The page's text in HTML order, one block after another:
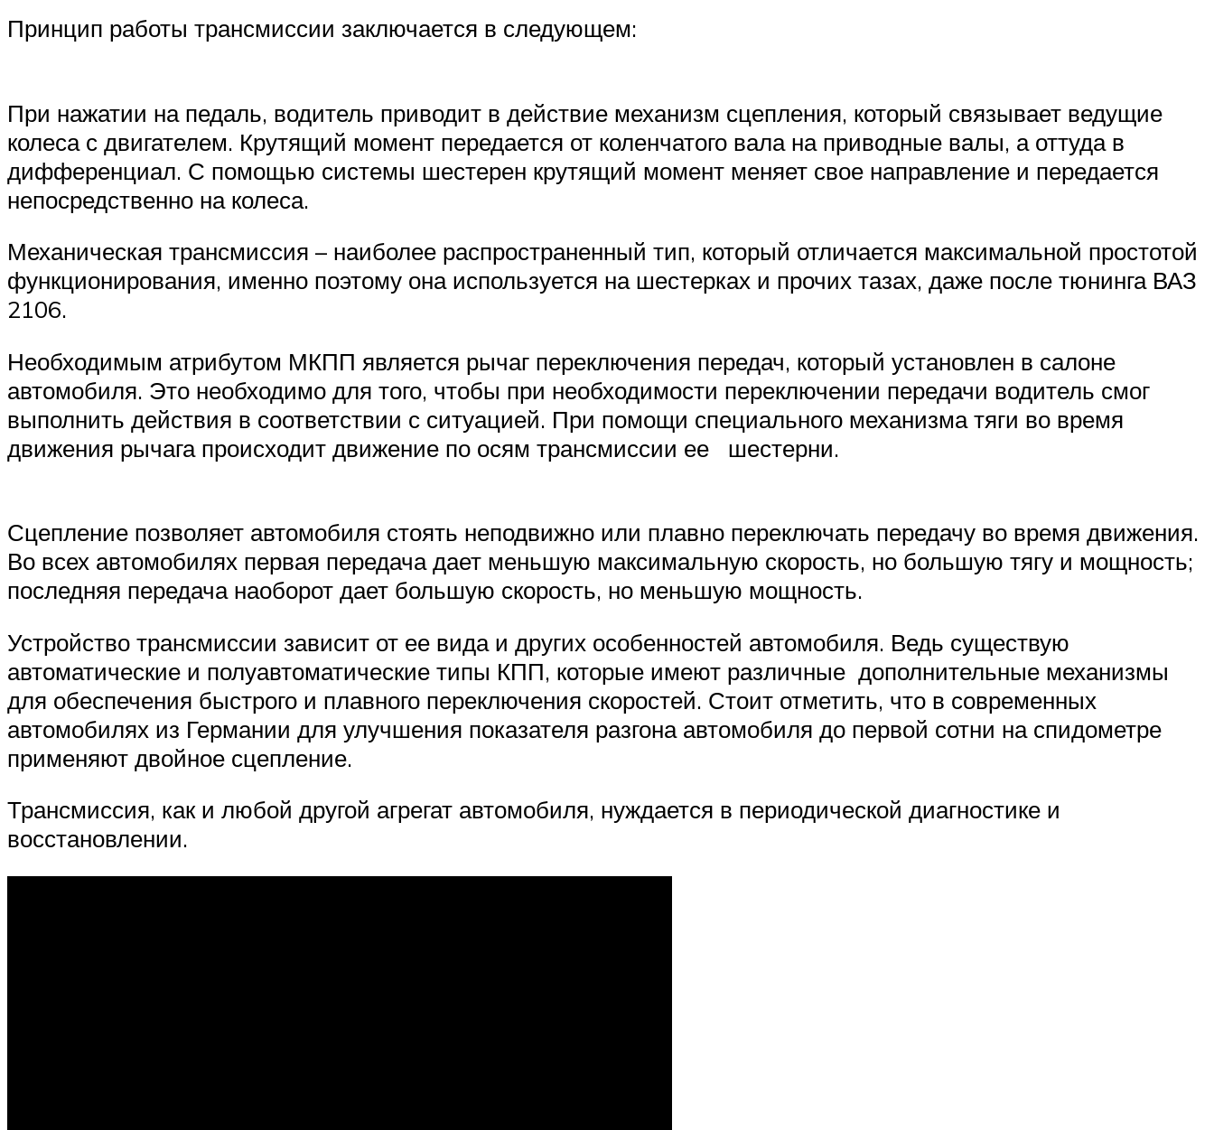
Принцип работы трансмиссии заключается в следующем:
При нажатии на педаль, водитель приводит в действие механизм сцепления, который связывает ведущие
колеса с двигателем. Крутящий момент передается от коленчатого вала на приводные валы, а оттуда в
дифференциал. С помощью системы шестерен крутящий момент меняет свое направление и передается
непосредственно на колеса.
Механическая трансмиссия – наиболее распространенный тип, который отличается максимальной простотой
функционирования, именно поэтому она используется на шестерках и прочих тазах, даже после тюнинга ВАЗ
2106.
Необходимым атрибутом МКПП является рычаг переключения передач, который установлен в салоне
автомобиля. Это необходимо для того, чтобы при необходимости переключении передачи водитель смог
выполнить действия в соответствии с ситуацией. При помощи специального механизма тяги во время
движения рычага происходит движение по осям трансмиссии ее шестерни.
Сцепление позволяет автомобиля стоять неподвижно или плавно переключать передачу во время движения.
Во всех автомобилях первая передача дает меньшую максимальную скорость, но большую тягу и мощность;
последняя передача наоборот дает большую скорость, но меньшую мощность.
Устройство трансмиссии зависит от ее вида и других особенностей автомобиля. Ведь существую
автоматические и полуавтоматические типы КПП, которые имеют различные дополнительные механизмы
для обеспечения быстрого и плавного переключения скоростей. Стоит отметить, что в современных
автомобилях из Германии для улучшения показателя разгона автомобиля до первой сотни на спидометре
применяют двойное сцепление.
Трансмиссия, как и любой другой агрегат автомобиля, нуждается в периодической диагностике и
восстановлении.